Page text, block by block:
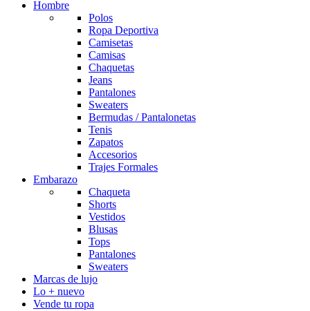
Hombre
Polos
Ropa Deportiva
Camisetas
Camisas
Chaquetas
Jeans
Pantalones
Sweaters
Bermudas / Pantalonetas
Tenis
Zapatos
Accesorios
Trajes Formales
Embarazo
Chaqueta
Shorts
Vestidos
Blusas
Tops
Pantalones
Sweaters
Marcas de lujo
Lo + nuevo
Vende tu ropa